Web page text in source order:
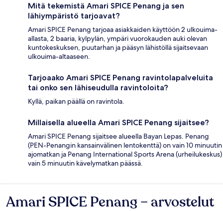
Mitä tekemistä Amari SPICE Penang ja sen
lähiympäristö tarjoavat?
Amari SPICE Penang tarjoaa asiakkaiden käyttöön 2 ulkouima-
allasta, 2 baaria, kylpylän, ympäri vuorokauden auki olevan
kuntokeskuksen, puutarhan ja pääsyn lähistöllä sijaitsevaan
ulkouima-altaaseen.
Tarjoaako Amari SPICE Penang ravintolapalveluita
tai onko sen lähiseudulla ravintoloita?
Kyllä, paikan päällä on ravintola.
Millaisella alueella Amari SPICE Penang sijaitsee?
Amari SPICE Penang sijaitsee alueella Bayan Lepas. Penang
(PEN-Penangin kansainvälinen lentokenttä) on vain 10 minuutin
ajomatkan ja Penang International Sports Arena (urheilukeskus)
vain 5 minuutin kävelymatkan päässä.
Arvostelut
Amari SPICE Penang – arvostelut